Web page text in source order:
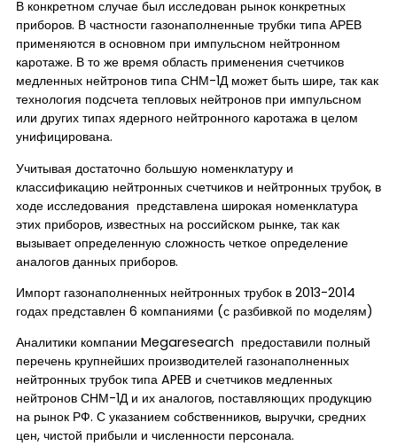
В конкретном случае был исследован рынок конкретных
приборов. В частности газонаполненные трубки типа АРЕВ
применяются в основном при импульсном нейтронном
каротаже. В то же время область применения счетчиков
медленных нейтронов типа СНМ-1Д может быть шире, так как
технология подсчета тепловых нейтронов при импульсном
или других типах ядерного нейтронного каротажа в целом
унифицирована.
Учитывая достаточно большую номенклатуру и
классификацию нейтронных счетчиков и нейтронных трубок, в
ходе исследования представлена широкая номенклатура
этих приборов, известных на российском рынке, так как
вызывает определенную сложность четкое определение
аналогов данных приборов.
Импорт газонаполненных нейтронных трубок в 2013-2014
годах представлен 6 компаниями (с разбивкой по моделям)
Аналитики компании Megaresearch предоставили полный
перечень крупнейших производителей газонаполненных
нейтронных трубок типа APEB и счетчиков медленных
нейтронов СНМ-1Д и их аналогов, поставляющих продукцию
на рынок РФ. С указанием собственников, выручки, средних
цен, чистой прибыли и численности персонала.